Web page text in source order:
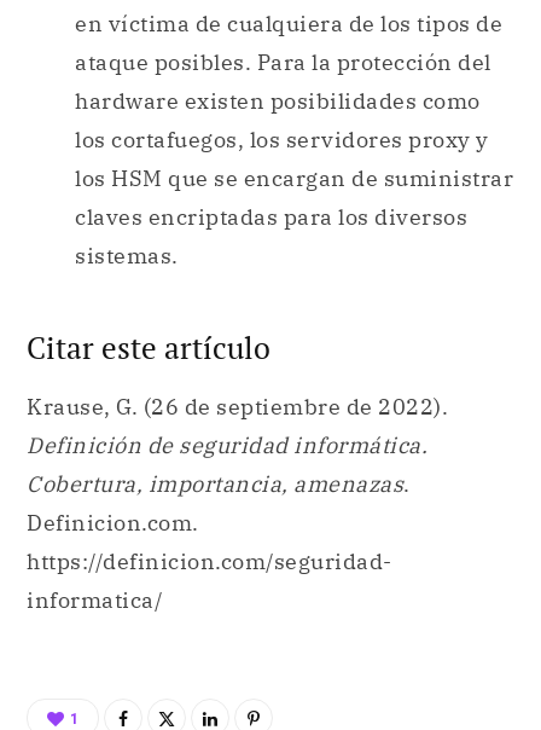
en víctima de cualquiera de los tipos de
ataque posibles. Para la protección del
hardware existen posibilidades como
los cortafuegos, los servidores proxy y
los HSM que se encargan de suministrar
claves encriptadas para los diversos
sistemas.
Citar este artículo
Krause, G. (26 de septiembre de 2022).
Definición de seguridad informática.
Cobertura, importancia, amenazas.
Definicion.com.
https://definicion.com/seguridad-
informatica/
1